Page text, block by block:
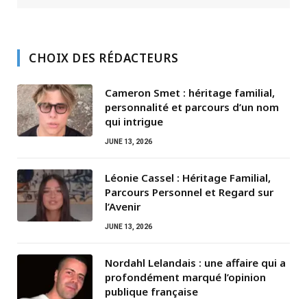
CHOIX DES RÉDACTEURS
Cameron Smet : héritage familial,
personnalité et parcours d’un nom
qui intrigue
JUNE 13, 2026
Léonie Cassel : Héritage Familial,
Parcours Personnel et Regard sur
l’Avenir
JUNE 13, 2026
Nordahl Lelandais : une affaire qui a
profondément marqué l’opinion
publique française